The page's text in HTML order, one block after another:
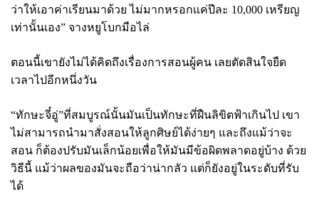
ว่าให้เอาค่าเรียนมาด้วย ไม่มากหรอกแค่ปีละ 10,000 เหรียญ
เท่านั้นเอง” จางหยูโบกมือไล่
ตอนนี้เขายังไม่ได้คิดถึงเรื่องการสอนผู้คน เลยตัดสินใจยืด
เวลาไปอีกหนึ่งวัน
“ทักษะจี๋อู่”ที่สมบูรณ์นั้นมันเป็นทักษะที่ฝืนลิขิตฟ้าเกินไป เขา
ไม่สามารถนำมาสั่งสอนให้ลูกศิษย์ได้ง่ายๆ และถึงแม้ว่าจะ
สอน ก็ต้องปรับมันเล็กน้อยเพื่อให้มันมีข้อผิดพลาดอยู่บ้าง ด้วย
วิธีนี้ แม้ว่าผลของมันจะถือว่าน่ากลัว แต่ก็ยังอยู่ในระดับที่รับ
ได้